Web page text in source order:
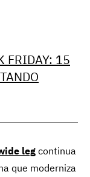
FRIDAY: 15
legcontinua
que moderniza